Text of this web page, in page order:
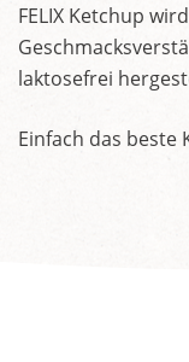
FELIX Ketchup
laktosefrei
Einfach das beste